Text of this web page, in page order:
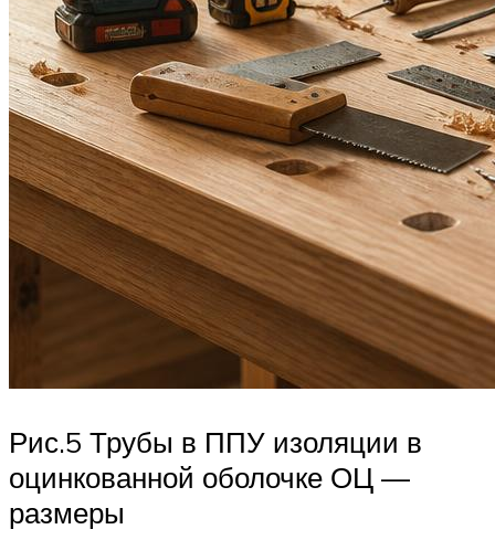
Рис.5 Трубы в ППУ изоляции в
оцинкованной оболочке ОЦ —
размеры